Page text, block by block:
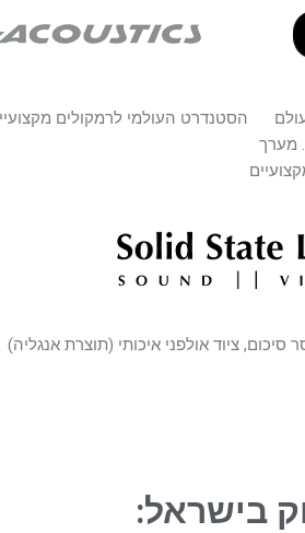
מערך
הסטנדרט העולמי לרמקולים
סיכום, ציוד אולפני איכותי (תוצרת אנגליה)
בישראל: